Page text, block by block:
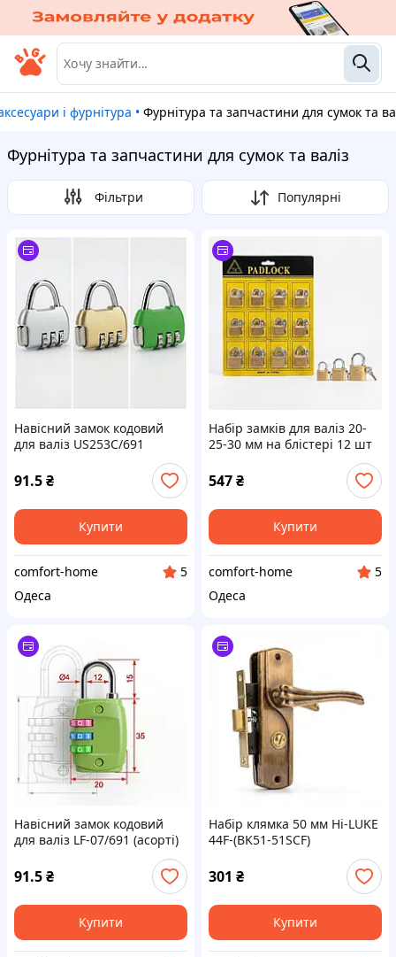
і фурнітура • Фурнітура та запчастини для сумок та
Фурнітура та запчастини для сумок та валіз
Фільтри Популярні
Навісний замок кодовий
для валіз US253C/691
91.5₴
Купити
comfort-home
5
Одеса
Набір замків для валіз 20-
25-30 мм на блістері 12 шт
547₴
Купити
comfort-home
5
Одеса
Навісний замок кодовий
для валіз LF-07/691 (асорті)
91.5₴
Купити
Набір клямка 50 мм Hi-LUKE
44F-(BK51-51SCF)
301 ₴
Купити